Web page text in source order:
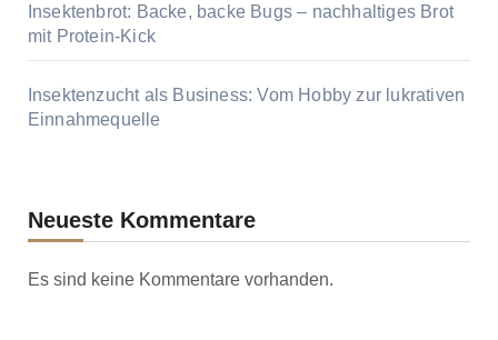
Insektenbrot: Backe, backe Bugs – nachhaltiges Brot
mit Protein-Kick
Insektenzucht als Business: Vom Hobby zur lukrativen
Einnahmequelle
Neueste Kommentare
Es sind keine Kommentare vorhanden.